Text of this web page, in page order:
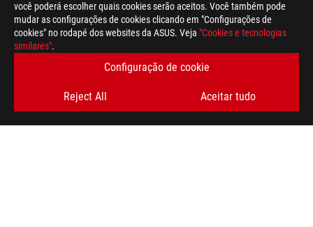
você poderá escolher quais cookies serão aceitos. Você também pode
mudar as configurações de cookies clicando em "Configurações de
cookies" no rodapé dos websites da ASUS. Veja "Cookies e tecnologias
similares".
Configuração de cookie
Reject All Aceitar tudo
OBTENHA AS ÚLTIMAS OFERTAS E MUITO MAIS